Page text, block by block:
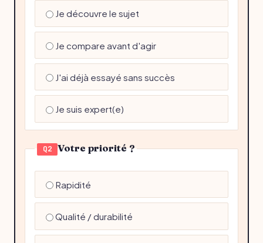
Je découvre le sujet
Je compare avant d'agir
J'ai déjà essayé sans succès
Je suis expert(e)
Q2 Votre priorité ?
Rapidité
Qualité / durabilité